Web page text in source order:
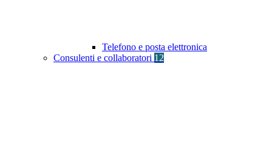
Telefono e posta elettronica
Consulenti e collaboratori 12